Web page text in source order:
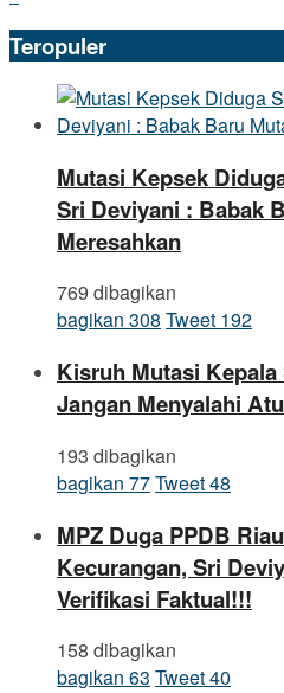
Teropuler
Mutasi Kepsek
Sri Deviyani : Babak
Meresahkan
769 dibagikan
bagikan 308 Tweet 192
Kisruh Mutasi
Jangan Menyalahi
193 dibagikan
bagikan 77Tweet48
MPZ Duga PPDB
Kecurangan, Sri
Verifikasi Faktual!!!
158 dibagikan
bagikan 63 Tweet40